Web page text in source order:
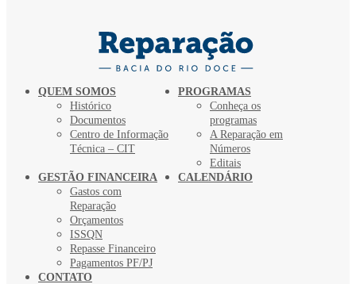
QUEM SOMOS
Histórico
Documentos
Centro de Informação
Técnica – CIT
PROGRAMAS
Conheça os
programas
A Reparação em
Números
Editais
GESTÃO FINANCEIRA
Gastos com
Reparação
Orçamentos
ISSQN
Repasse Financeiro
Pagamentos PF/PJ
CALENDÁRIO
CONTATO